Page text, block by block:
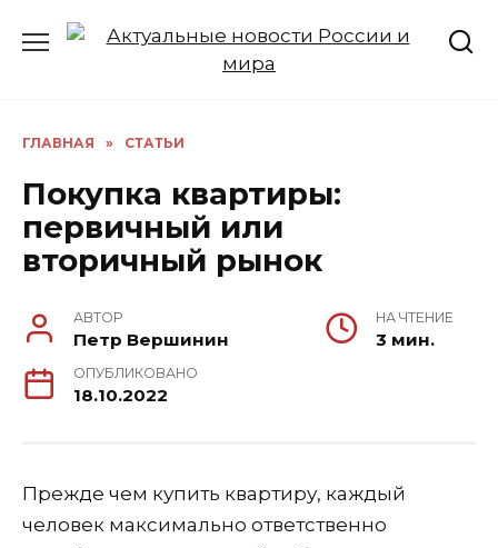
ГЛАВНАЯ » СТАТЬИ
Покупка квартиры:
первичный или
вторичный рынок
АВТОР
Петр Вершинин
НА ЧТЕНИЕ
3 мин.
ОПУБЛИКОВАНО
18.10.2022
Прежде чем купить квартиру, каждый
человек максимально ответственно